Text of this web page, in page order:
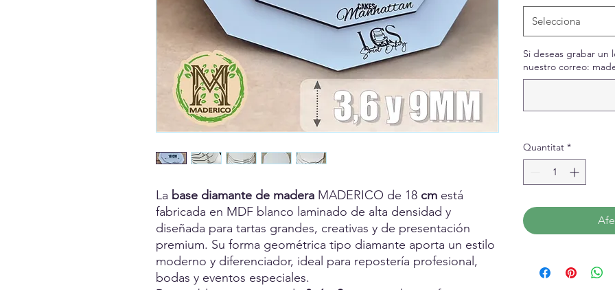
La base diamante de madera MADERICO de 18 cm está
fabricada en MDF blanco laminado de alta densidad y
diseñada para tartas grandes, creativas y de presentación
premium. Su forma geométrica tipo diamante aporta un estilo
moderno y diferenciador, ideal para repostería profesional,
bodas y eventos especiales.
Selecciona
Si deseas grabar un
nuestro correo:
Quantitat *